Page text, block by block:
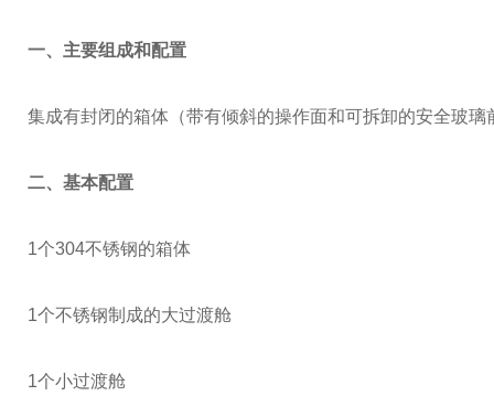
一、 主要组成和配置
集成有封闭的箱体（带有倾斜的操作面和可拆卸的安全玻璃
二、 基本配置
1个304不锈钢的箱体
1个不锈钢制成的大过渡舱
1个小过渡舱